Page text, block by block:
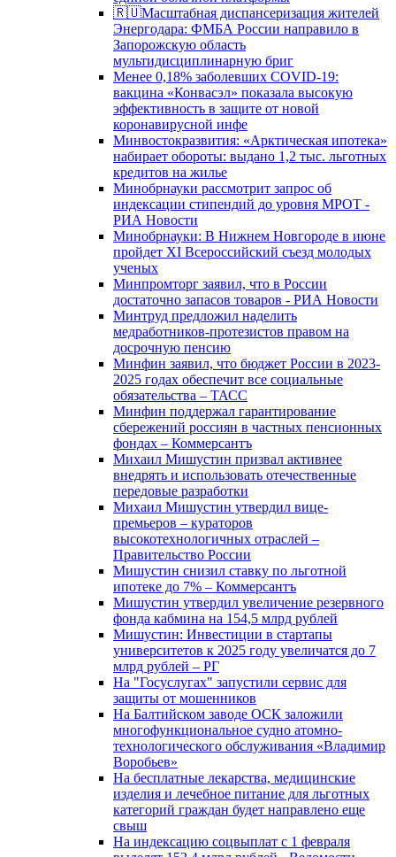
🇷🇺Масштабная диспансеризация жителей
Энергодара: ФМБА России направило в
Запорожскую область
мультидисциплинарную бриг
Менее 0,18% заболевших COVID-19:
вакцина «Конвасэл» показала высокую
эффективность в защите от новой
коронавирусной инфе
Минвостокразвития: «Арктическая ипотека»
набирает обороты: выдано 1,2 тыс. льготных
кредитов на жилье
Минобрнауки рассмотрит запрос об
индексации стипендий до уровня МРОТ -
РИА Новости
Минобрнауки: В Нижнем Новгороде в июне
пройдет XI Всероссийский съезд молодых
ученых
Минпромторг заявил, что в России
достаточно запасов товаров - РИА Новости
Минтруд предложил наделить
медработников-протезистов правом на
досрочную пенсию
Минфин заявил, что бюджет России в 2023-
2025 годах обеспечит все социальные
обязательства – ТАСС
Минфин поддержал гарантирование
сбережений россиян в частных пенсионных
фондах – Коммерсантъ
Михаил Мишустин призвал активнее
внедрять и использовать отечественные
передовые разработки
Михаил Мишустин утвердил вице-
премьеров – кураторов
высокотехнологичных отраслей –
Правительство России
Мишустин снизил ставку по льготной
ипотеке до 7% – Коммерсантъ
Мишустин утвердил увеличение резервного
фонда кабмина на 154,5 млрд рублей
Мишустин: Инвестиции в стартапы
университетов к 2025 году увеличатся до 7
млрд рублей – РГ
На "Госуслугах" запустили сервис для
защиты от мошенников
На Балтийском заводе ОСК заложили
многофункциональное судно атомно-
технологического обслуживания «Владимир
Воробьев»
На бесплатные лекарства, медицинские
изделия и лечебное питание для льготных
категорий граждан будет направлено еще
свыш
На индексацию соцвыплат с 1 февраля